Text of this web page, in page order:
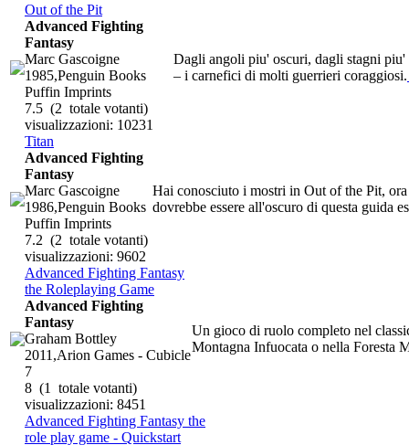
Out of the Pit
Dagli angoli piu' oscuri, dagli stagni
– i carnefici di molti guerrieri coraggiosi.
Advanced Fighting
Fantasy
Marc Gascoigne
1985,Penguin Books
Puffin Imprints
7.5 (2 totale votanti)
visualizzazioni: 10231
Titan
Hai conosciuto i mostri in Out of the Pit,
dovrebbe essere all'oscuro di questa guida
Advanced Fighting
Fantasy
Marc Gascoigne
1986,Penguin Books
Puffin Imprints
7.2 (2 totale votanti)
visualizzazioni: 9602
Advanced Fighting Fantasy
the Roleplaying Game
Un gioco di ruolo completo nel
Montagna Infuocata o nella Foresta
Advanced Fighting
Fantasy
Graham Bottley
2011,Arion Games - Cubicle
7
8 (1 totale votanti)
visualizzazioni: 8451
Advanced Fighting Fantasy the
role play game - Quickstart